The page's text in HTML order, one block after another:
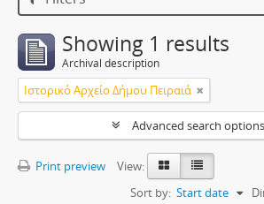
Showing 1 results
Archival description
Ιστορικό Αρχείο Δήμου Πειραιά
Advanced search options
Print preview
View:
Sort by: Start date